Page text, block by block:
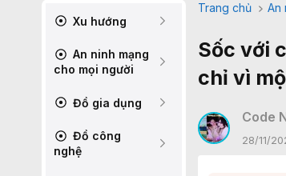
Xu hướng
An ninh mạng
cho mọi người
Đồ gia dụng
Đồ công
nghệ
Trang chủ An
Sốc với
chỉ vì
Code
28/11/